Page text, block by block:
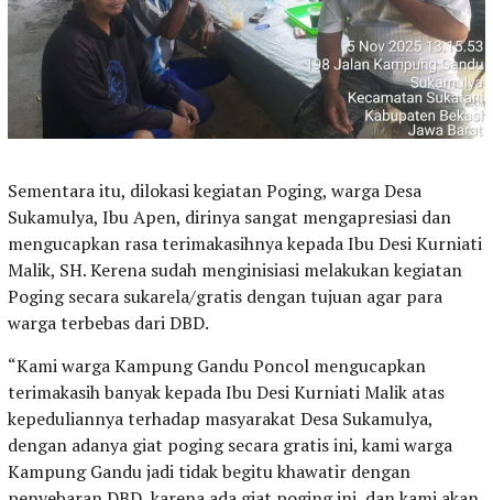
Sementara itu, dilokasi kegiatan Poging, warga Desa
Sukamulya, Ibu Apen, dirinya sangat mengapresiasi dan
mengucapkan rasa terimakasihnya kepada Ibu Desi Kurniati
Malik, SH. Kerena sudah menginisiasi melakukan kegiatan
Poging secara sukarela/gratis dengan tujuan agar para
warga terbebas dari DBD.
“Kami warga Kampung Gandu Poncol mengucapkan
terimakasih banyak kepada Ibu Desi Kurniati Malik atas
kepeduliannya terhadap masyarakat Desa Sukamulya,
dengan adanya giat poging secara gratis ini, kami warga
Kampung Gandu jadi tidak begitu khawatir dengan